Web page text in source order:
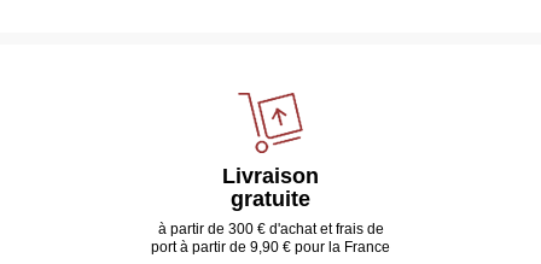
Livraison
gratuite
à partir de 300 € d'achat et frais de
port à partir de 9,90 € pour la France